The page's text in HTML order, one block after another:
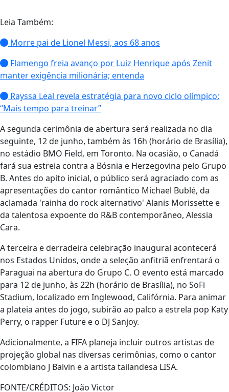
Leia Também:
Morre pai de Lionel Messi, aos 68 anos
Flamengo freia avanço por Luiz Henrique após Zenit
manter exigência milionária; entenda
Rayssa Leal revela estratégia para novo ciclo olímpico:
“Mais tempo para treinar”
A segunda cerimônia de abertura será realizada no dia
seguinte, 12 de junho, também às 16h (horário de Brasília),
no estádio BMO Field, em Toronto. Na ocasião, o Canadá
fará sua estreia contra a Bósnia e Herzegovina pelo Grupo
B. Antes do apito inicial, o público será agraciado com as
apresentações do cantor romântico Michael Bublé, da
aclamada 'rainha do rock alternativo' Alanis Morissette e
da talentosa expoente do R&B contemporâneo, Alessia
Cara.
A terceira e derradeira celebração inaugural acontecerá
nos Estados Unidos, onde a seleção anfitriã enfrentará o
Paraguai na abertura do Grupo C. O evento está marcado
para 12 de junho, às 22h (horário de Brasília), no SoFi
Stadium, localizado em Inglewood, Califórnia. Para animar
a plateia antes do jogo, subirão ao palco a estrela pop Katy
Perry, o rapper Future e o DJ Sanjoy.
Adicionalmente, a FIFA planeja incluir outros artistas de
projeção global nas diversas cerimônias, como o cantor
colombiano J Balvin e a artista tailandesa LISA.
FONTE/CRÉDITOS: João Victor